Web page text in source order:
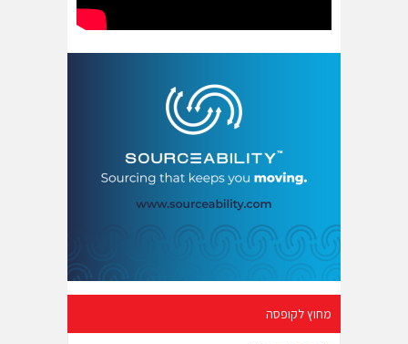
מחוץ לקופסה